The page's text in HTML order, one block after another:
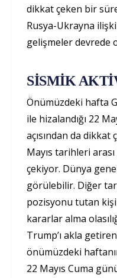
dikkat çeken bir
Rusya-Ukrayna
gelişmeler devrede
SİSMİK
Önümüzdeki hafta
ile hizalandığı 22
açısından da dikkat
Mayıs tarihleri
çekiyor. Dünya
görülebilir. Diğer
pozisyonu tutan
kararlar alma
Trump’ı akla
önümüzdeki
22 Mayıs Cuma